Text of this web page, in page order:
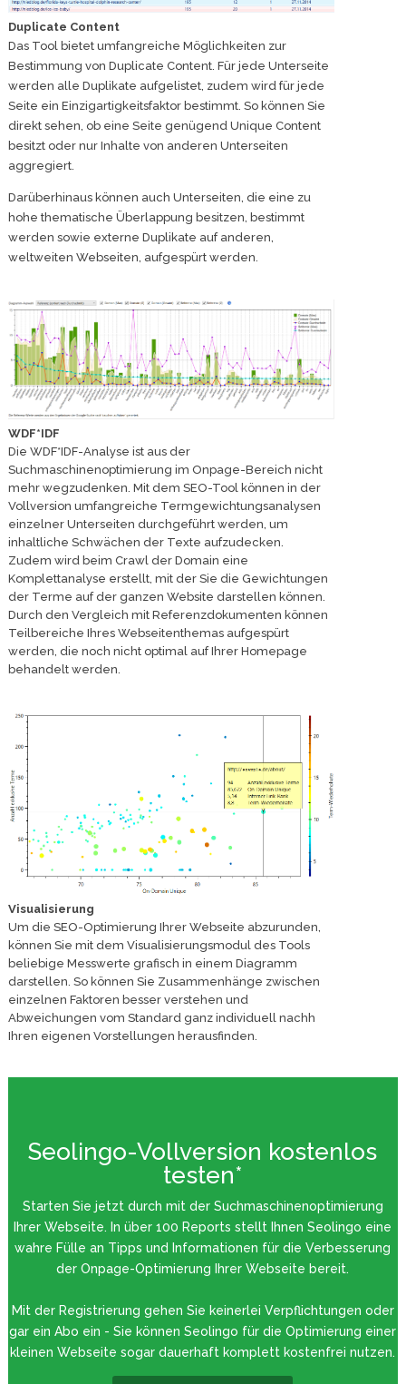
Duplicate Content
Das Tool bietet umfangreiche Möglichkeiten zur
Bestimmung von Duplicate Content. Für jede Unterseite
werden alle Duplikate aufgelistet, zudem wird für jede
Seite ein Einzigartigkeitsfaktor bestimmt. So können Sie
direkt sehen, ob eine Seite genügend Unique Content
besitzt oder nur Inhalte von anderen Unterseiten
aggregiert.
Darüberhinaus können auch Unterseiten, die eine zu
hohe thematische Überlappung besitzen, bestimmt
werden sowie externe Duplikate auf anderen,
weltweiten Webseiten, aufgespürt werden.
WDF*IDF
Die WDF*IDF-Analyse ist aus der
Suchmaschinenoptimierung im Onpage-Bereich nicht
mehr wegzudenken. Mit dem SEO-Tool können in der
Vollversion umfangreiche Termgewichtungsanalysen
einzelner Unterseiten durchgeführt werden, um
inhaltliche Schwächen der Texte aufzudecken.
Zudem wird beim Crawl der Domain eine
Komplettanalyse erstellt, mit der Sie die Gewichtungen
der Terme auf der ganzen Website darstellen können.
Durch den Vergleich mit Referenzdokumenten können
Teilbereiche Ihres Webseitenthemas aufgespürt
werden, die noch nicht optimal auf Ihrer Homepage
behandelt werden.
Visualisierung
Um die SEO-Optimierung Ihrer Webseite abzurunden,
können Sie mit dem Visualisierungsmodul des Tools
beliebige Messwerte grafisch in einem Diagramm
darstellen. So können Sie Zusammenhänge zwischen
einzelnen Faktoren besser verstehen und
Abweichungen vom Standard ganz individuell nachh
Ihren eigenen Vorstellungen herausfinden.
Seolingo-Vollversion kostenlos
testen*
Starten Sie jetzt durch mit der Suchmaschinenoptimierung
Ihrer Webseite. In über 100 Reports stellt Ihnen Seolingo eine
wahre Fülle an Tipps und Informationen für die Verbesserung
der Onpage-Optimierung Ihrer Webseite bereit.
Mit der Registrierung gehen Sie keinerlei Verpflichtungen oder
gar ein Abo ein - Sie können Seolingo für die Optimierung einer
kleinen Webseite sogar dauerhaft komplett kostenfrei nutzen.